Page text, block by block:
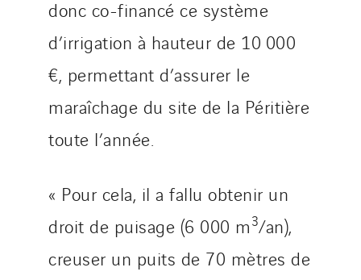
donc co-financé ce système
d’irrigation à hauteur de 10 000
€, permettant d’assurer le
maraîchage du site de la Péritière
toute l’année.
« Pour cela, il a fallu obtenir un
droit de puisage (6 000 m3/an),
creuser un puits de 70 mètres de